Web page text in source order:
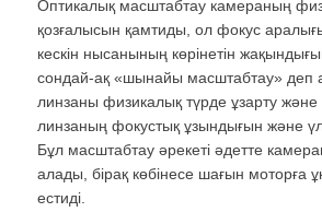
Оптикалық масштабтау камераның
қозғалысын қамтиды, ол фокус
кескін нысанының көрінетін
сондай-ақ «шынайы масштабтау» деп
линзаны физикалық түрде ұзарту және
линзаның фокустық ұзындығын және
Бұл масштабтау әрекеті әдетте
алады, бірақ көбінесе шағын моторға
естиді.